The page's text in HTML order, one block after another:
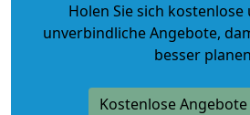
Holen Sie sich
unverbindliche Angebote,
besser
Kostenlose